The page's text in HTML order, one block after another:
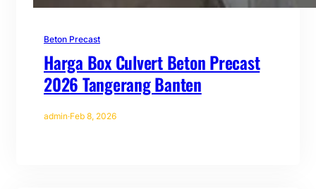
Beton Precast
Harga Box Culvert Beton Precast
2026 Tangerang Banten
admin·Feb 8, 2026